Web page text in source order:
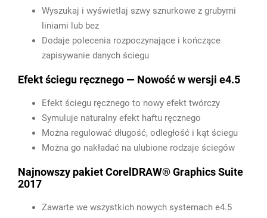
Wyszukaj i wyświetlaj szwy sznurkowe z grubymi
liniami lub bez
Dodaje polecenia rozpoczynające i kończące
zapisywanie danych ściegu
Efekt ściegu ręcznego — Nowość w wersji e4.5
Efekt ściegu ręcznego to nowy efekt twórczy
Symuluje naturalny efekt haftu ręcznego
Można regulować długość, odległość i kąt ściegu
Można go nakładać na ulubione rodzaje ściegów
Najnowszy pakiet CorelDRAW® Graphics Suite
2017
Zawarte we wszystkich nowych systemach e4.5